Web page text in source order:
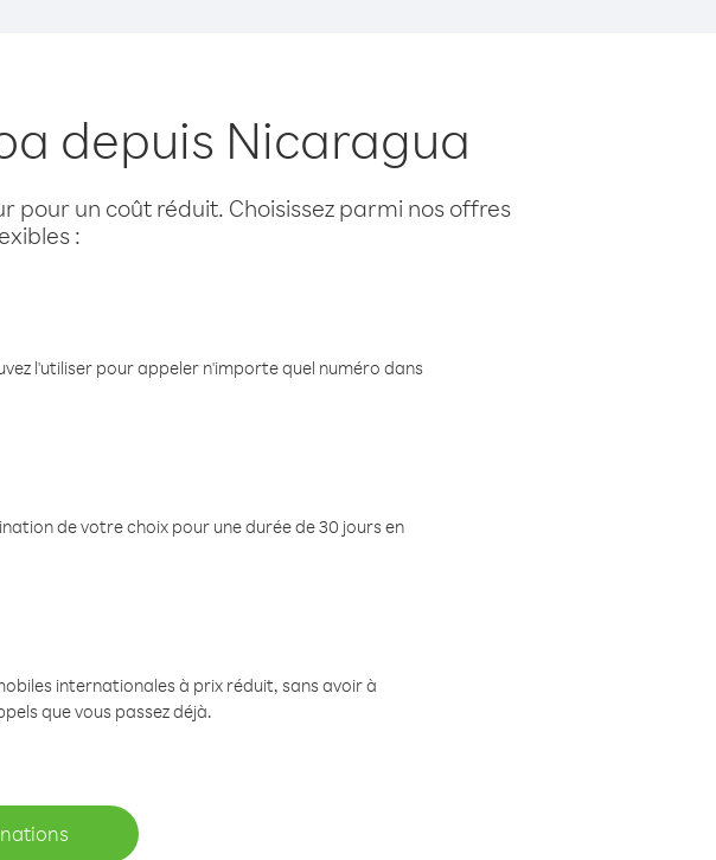
depuis Nicaragua
un coût réduit. Choisissez parmi nos offres
:
l'utiliser pour appeler n'importe quel numéro dans
de votre choix pour une durée de 30 jours en
internationales à prix réduit, sans avoir à
que vous passez déjà.